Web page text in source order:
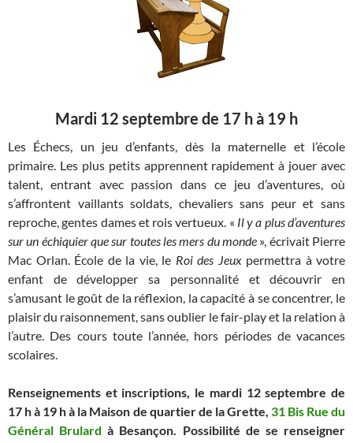
Mardi 12 septembre de 17 h à 19 h
Les Échecs, un jeu d’enfants, dès la maternelle et l’école
primaire. Les plus petits apprennent rapidement à jouer avec
talent, entrant avec passion dans ce jeu d’aventures, où
s’affrontent vaillants soldats, chevaliers sans peur et sans
reproche, gentes dames et rois vertueux. « Il y a plus d’aventures
sur un échiquier que sur toutes les mers du monde », écrivait Pierre
Mac Orlan. École de la vie, le Roi des Jeux permettra à votre
enfant de développer sa personnalité et découvrir en
s’amusant le goût de la réflexion, la capacité à se concentrer, le
plaisir du raisonnement, sans oublier le fair-play et la relation à
l’autre. Des cours toute l’année, hors périodes de vacances
scolaires.
Renseignements et inscriptions, le mardi 12 septembre de
17 h à 19 h à la Maison de quartier de la Grette, 31 Bis Rue du
Général Brulard à Besançon. Possibilité de se renseigner